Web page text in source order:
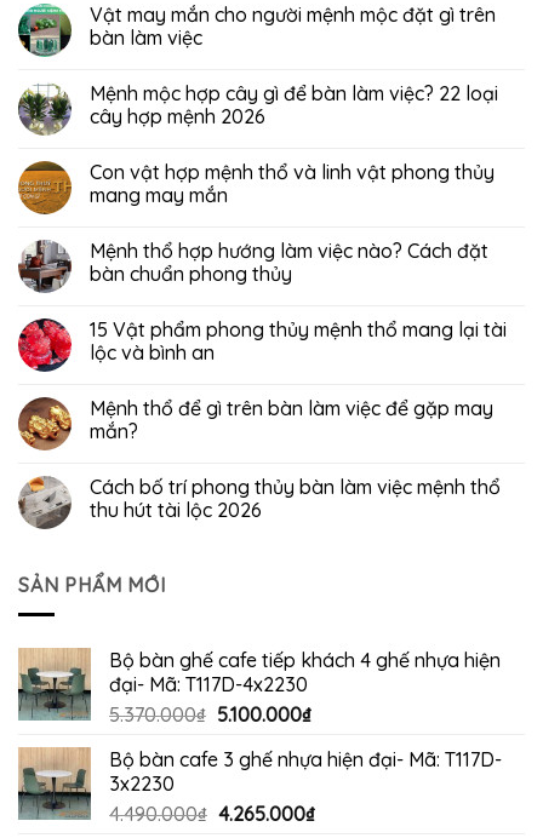
Vật may mắn cho người mệnh mộc đặt gì trên
bàn làm việc
Mệnh mộc hợp cây gì để bàn làm việc? 22 loại
cây hợp mệnh 2026
Con vật hợp mệnh thổ và linh vật phong thủy
mang may mắn
Mệnh thổ hợp hướng làm việc nào? Cách đặt
bàn chuẩn phong thủy
15 Vật phẩm phong thủy mệnh thổ mang lại tài
lộc và bình an
Mệnh thổ để gì trên bàn làm việc để gặp may
mắn?
Cách bố trí phong thủy bàn làm việc mệnh thổ
thu hút tài lộc 2026
SẢN PHẨM MỚI
Bộ bàn ghế cafe tiếp khách 4 ghế nhựa hiện
đại- Mã: T117D-4x2230
5.370.000₫ Giá
là:
5.100.000₫Giá
tại
5.100.000₫.
Bộ bàn cafe 3 ghế nhựa hiện đại- Mã: T117D-
3x2230
4.490.000₫ Giá
4.265.000₫Giá